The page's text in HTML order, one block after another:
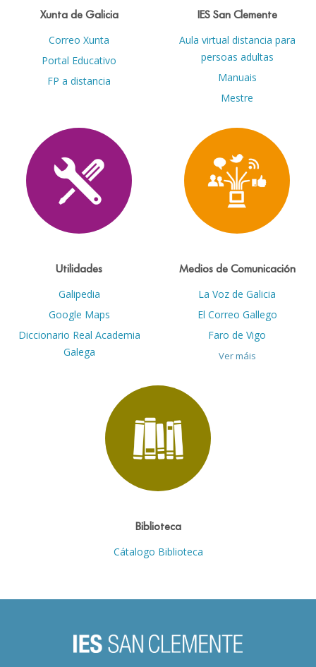
Xunta de Galicia
Correo Xunta
Portal Educativo
FP a distancia
IES San Clemente
Aula virtual distancia para
persoas adultas
Manuais
Mestre
Utilidades
Galipedia
Google Maps
Diccionario Real Academia
Galega
Medios de Comunicación
La Voz de Galicia
El Correo Gallego
Faro de Vigo
Ver máis
Biblioteca
Cátalogo Biblioteca